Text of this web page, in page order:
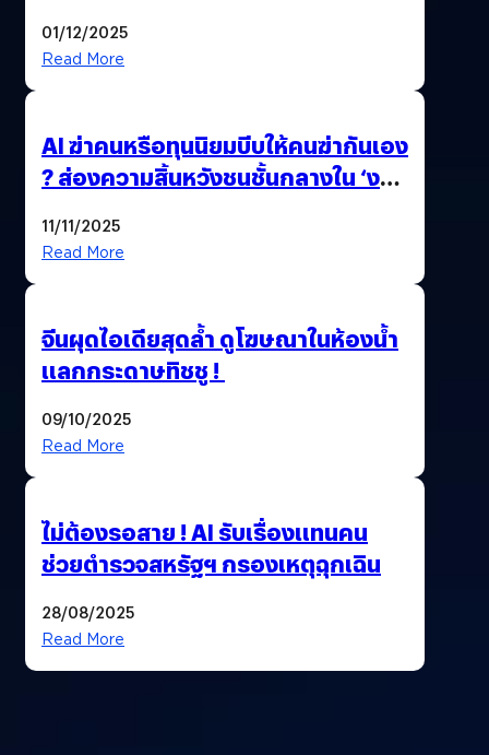
01/12/2025
Read More
AI ฆ่าคนหรือทุนนิยมบีบให้คนฆ่ากันเอง
? ส่องความสิ้นหวังชนชั้นกลางใน ‘งาน
11/11/2025
Read More
จีนผุดไอเดียสุดล้ำ ดูโฆษณาในห้องน้ำ
แลกกระดาษทิชชู !
09/10/2025
Read More
ไม่ต้องรอสาย ! AI รับเรื่องแทนคน
ช่วยตำรวจสหรัฐฯ กรองเหตุฉุกเฉิน
28/08/2025
Read More